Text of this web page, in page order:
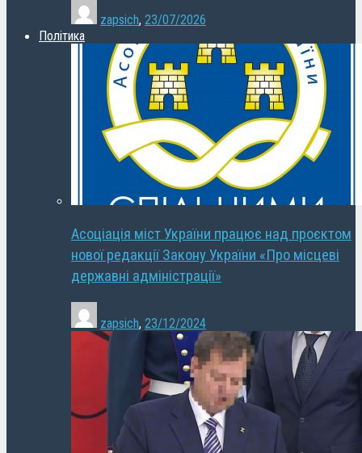
zapsich, 23/07/2026
Політика
Асоціація міст України працює над проєктом
нової редакції Закону України «Про місцеві
державні адміністрації»
zapsich, 23/12/2024